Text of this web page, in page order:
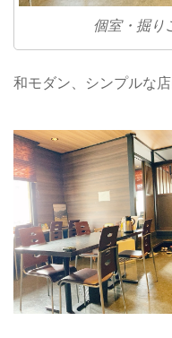
個室・掘り
和モダン、シンプルな店